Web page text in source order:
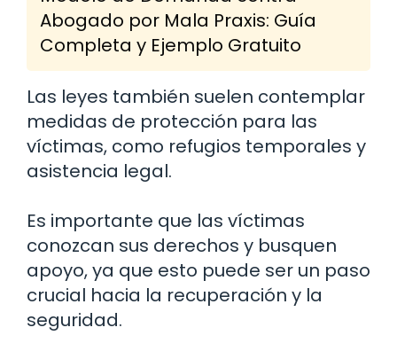
Abogado por Mala Praxis: Guía
Completa y Ejemplo Gratuito
Las leyes también suelen contemplar
medidas de protección para las
víctimas, como refugios temporales y
asistencia legal.
Es importante que las víctimas
conozcan sus derechos y busquen
apoyo, ya que esto puede ser un paso
crucial hacia la recuperación y la
seguridad.